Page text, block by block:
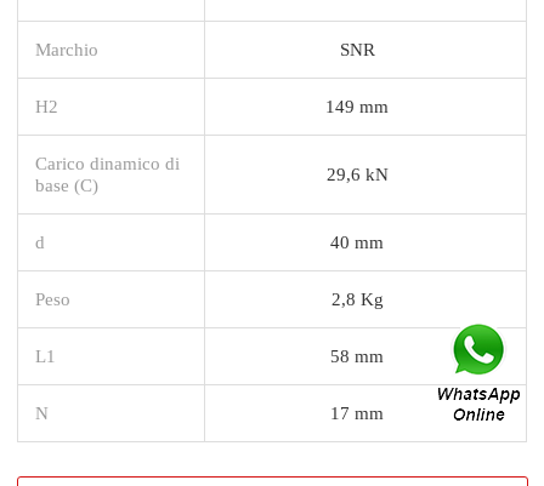
Marchio SNR
H2 149 mm
Carico dinamico di
base (C)
29,6 kN
d 40 mm
Peso 2,8 Kg
L1 58 mm
N 17 mm